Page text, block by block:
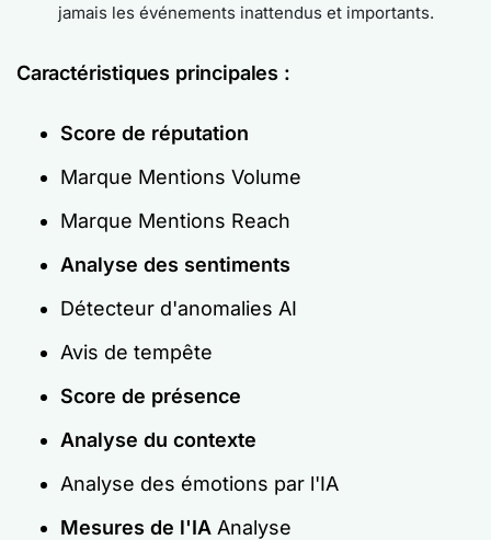
jamais les événements inattendus et importants.
Caractéristiques principales :
Score de réputation
Marque Mentions Volume
Marque Mentions Reach
Analyse des sentiments
Détecteur d'anomalies AI
Avis de tempête
Score de présence
Analyse du contexte
Analyse des émotions par l'IA
Mesures de l'IA Analyse